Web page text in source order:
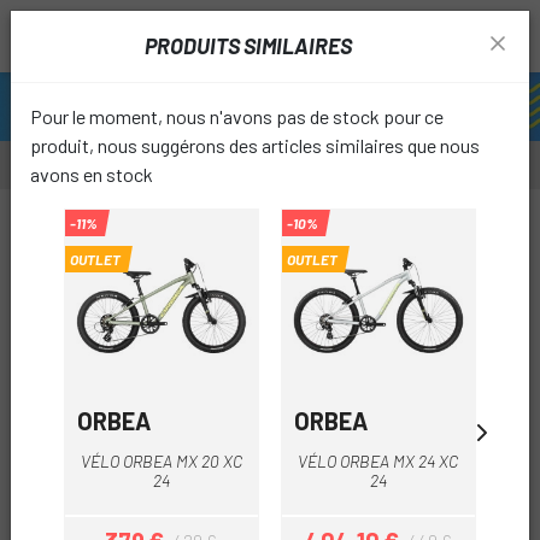
PRODUITS SIMILAIRES
Pour le moment, nous n'avons pas de stock pour ce
produit, nous suggérons des articles similaires que nous
avons en stock
-11%
OUTLET
ORBEA
VÉLO ORBEA MX 20 XC
24
-10%
OUTLET
ORBEA
VÉLO ORBEA MX 24 XC
24